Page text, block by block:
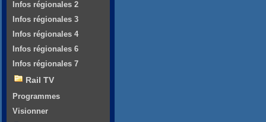
Infos régionales 2
Infos régionales 3
Infos régionales 4
Infos régionales 6
Infos régionales 7
Rail TV
Programmes
Visionner